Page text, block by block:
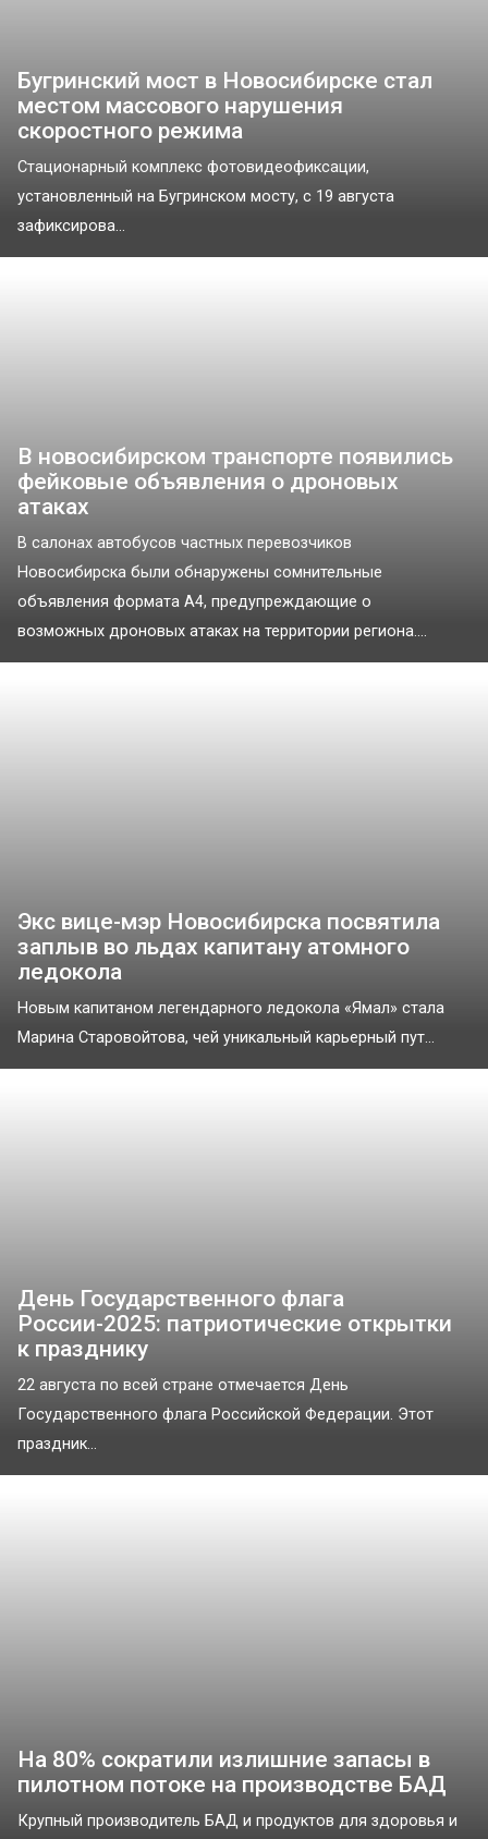
Бугринский мост в Новосибирске стал
местом массового нарушения
скоростного режима
Стационарный комплекс фотовидеофиксации,
установленный на Бугринском мосту, с 19 августа
зафиксирова...
В новосибирском транспорте появились
фейковые объявления о дроновых
атаках
В салонах автобусов частных перевозчиков
Новосибирска были обнаружены сомнительные
объявления формата А4, предупреждающие о
возможных дроновых атаках на территории региона....
Экс вице-мэр Новосибирска посвятила
заплыв во льдах капитану атомного
ледокола
Новым капитаном легендарного ледокола «Ямал» стала
Марина Старовойтова, чей уникальный карьерный пут...
День Государственного флага
России-2025: патриотические открытки
к празднику
22 августа по всей стране отмечается День
Государственного флага Российской Федерации. Этот
праздник...
На 80% сократили излишние запасы в
пилотном потоке на производстве БАД
Крупный производитель БАД и продуктов для здоровья и